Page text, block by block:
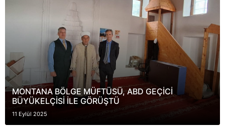
MONTANA BÖLGE MÜFTÜSÜ, ABD GEÇİCİ
BÜYÜKELÇİSİ İLE GÖRÜŞTÜ
11 Eylül 2025